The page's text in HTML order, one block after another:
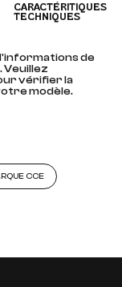
CARACTÉRITIQUES
TECHNIQUES
de
vérifier la
modèle.
CCE